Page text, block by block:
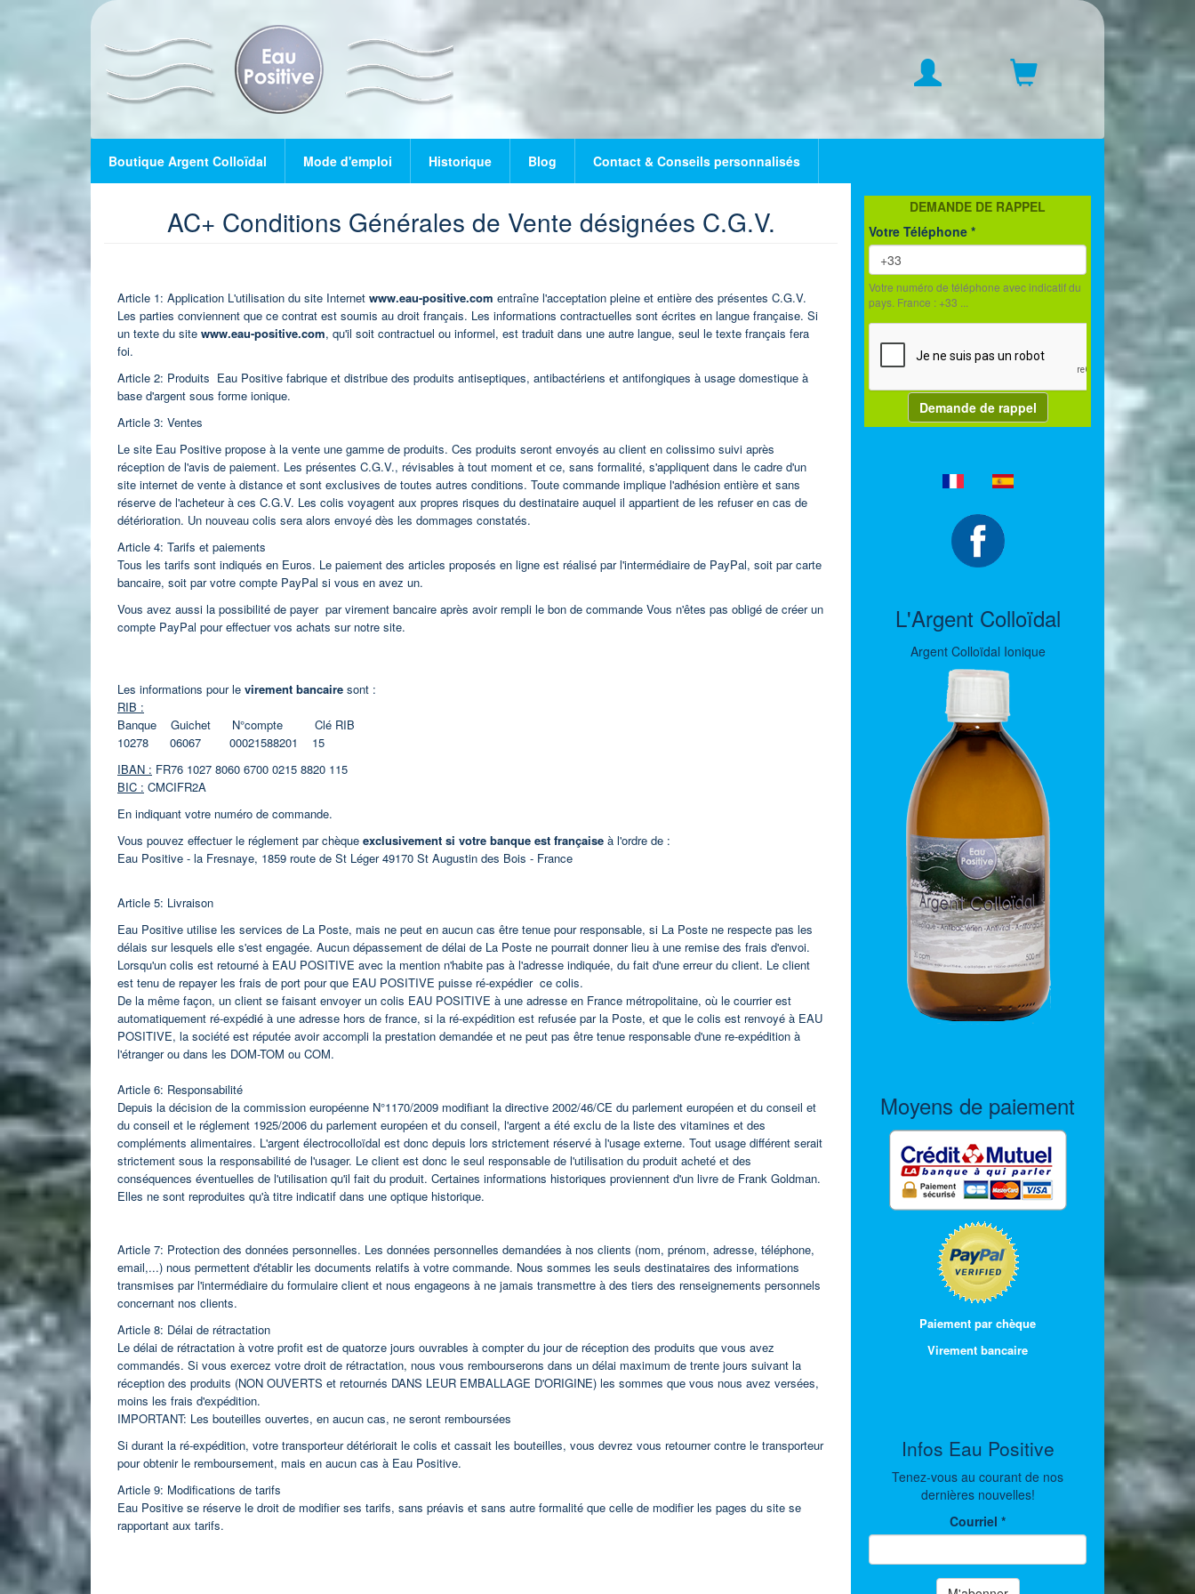
Boutique Argent Colloïdal Mode d'emploi Historique Blog Contact & Conseils personnalisés
AC+ Conditions Générales de Vente désignées C.G.V.
Article 1: Application L'utilisation du site Internet www.eau-positive.com entraîne l'acceptation pleine et entière des présentes C.G.V.
Les parties conviennent que ce contrat est soumis au droit français. Les informations contractuelles sont écrites en langue française. Si
un texte du site www.eau-positive.com, qu'il soit contractuel ou informel, est traduit dans une autre langue, seul le texte français fera
foi.
Article 2: Produits Eau Positive fabrique et distribue des produits antiseptiques, antibactériens et antifongiques à usage domestique à
base d'argent sous forme ionique.
Article 3: Ventes
Le site Eau Positive propose à la vente une gamme de produits. Ces produits seront envoyés au client en colissimo suivi après
réception de l'avis de paiement. Les présentes C.G.V., révisables à tout moment et ce, sans formalité, s'appliquent dans le cadre d'un
site internet de vente à distance et sont exclusives de toutes autres conditions. Toute commande implique l'adhésion entière et sans
réserve de l'acheteur à ces C.G.V. Les colis voyagent aux propres risques du destinataire auquel il appartient de les refuser en cas de
détérioration. Un nouveau colis sera alors envoyé dès les dommages constatés.
Article 4: Tarifs et paiements
Tous les tarifs sont indiqués en Euros. Le paiement des articles proposés en ligne est réalisé par l'intermédiaire de PayPal, soit par carte
bancaire, soit par votre compte PayPal si vous en avez un.
Vous avez aussi la possibilité de payer par virement bancaire après avoir rempli le bon de commande Vous n'êtes pas obligé de créer un
compte PayPal pour effectuer vos achats sur notre site.
Les informations pour le virement bancaire sont :
RIB :
Banque Guichet N°compte Clé RIB
10278 06067 00021588201 15
IBAN : FR76 1027 8060 6700 0215 8820 115
BIC : CMCIFR2A
En indiquant votre numéro de commande.
Vous pouvez effectuer le réglement par chèque exclusivement si votre banque est française à l'ordre de :
Eau Positive - la Fresnaye, 1859 route de St Léger 49170 St Augustin des Bois - France
Article 5: Livraison
Eau Positive utilise les services de La Poste, mais ne peut en aucun cas être tenue pour responsable, si La Poste ne respecte pas les
délais sur lesquels elle s'est engagée. Aucun dépassement de délai de La Poste ne pourrait donner lieu à une remise des frais d'envoi.
Lorsqu'un colis est retourné à EAU POSITIVE avec la mention n'habite pas à l'adresse indiquée, du fait d'une erreur du client. Le client
est tenu de repayer les frais de port pour que EAU POSITIVE puisse ré-expédier ce colis.
De la même façon, un client se faisant envoyer un colis EAU POSITIVE à une adresse en France métropolitaine, où le courrier est
automatiquement ré-expédié à une adresse hors de france, si la ré-expédition est refusée par la Poste, et que le colis est renvoyé à EAU
POSITIVE, la société est réputée avoir accompli la prestation demandée et ne peut pas être tenue responsable d'une re-expédition à
l'étranger ou dans les DOM-TOM ou COM.
Article 6: Responsabilité
Depuis la décision de la commission européenne N°1170/2009 modifiant la directive 2002/46/CE du parlement européen et du conseil et
du conseil et le réglement 1925/2006 du parlement européen et du conseil, l'argent a été exclu de la liste des vitamines et des
compléments alimentaires. L'argent électrocolloïdal est donc depuis lors strictement réservé à l'usage externe. Tout usage différent serait
strictement sous la responsabilité de l'usager. Le client est donc le seul responsable de l'utilisation du produit acheté et des
conséquences éventuelles de l'utilisation qu'il fait du produit. Certaines informations historiques proviennent d'un livre de Frank Goldman.
Elles ne sont reproduites qu'à titre indicatif dans une optique historique.
Article 7: Protection des données personnelles. Les données personnelles demandées à nos clients (nom, prénom, adresse, téléphone,
email,...) nous permettent d'établir les documents relatifs à votre commande. Nous sommes les seuls destinataires des informations
transmises par l'intermédiaire du formulaire client et nous engageons à ne jamais transmettre à des tiers des renseignements personnels
concernant nos clients.
Article 8: Délai de rétractation
Le délai de rétractation à votre profit est de quatorze jours ouvrables à compter du jour de réception des produits que vous avez
commandés. Si vous exercez votre droit de rétractation, nous vous rembourserons dans un délai maximum de trente jours suivant la
réception des produits (NON OUVERTS et retournés DANS LEUR EMBALLAGE D'ORIGINE) les sommes que vous nous avez versées,
moins les frais d'expédition.
IMPORTANT: Les bouteilles ouvertes, en aucun cas, ne seront remboursées
Si durant la ré-expédition, votre transporteur détériorait le colis et cassait les bouteilles, vous devrez vous retourner contre le transporteur
pour obtenir le remboursement, mais en aucun cas à Eau Positive.
Article 9: Modifications de tarifs
Eau Positive se réserve le droit de modifier ses tarifs, sans préavis et sans autre formalité que celle de modifier les pages du site se
rapportant aux tarifs.
DEMANDE DE RAPPEL
Votre Téléphone *
Votre numéro de téléphone avec indicatif du
pays. France : +33 ...
Demande de rappel
L'Argent Colloïdal
Argent Colloïdal Ionique
Moyens de paiement
Paiement par chèque
Virement bancaire
Infos Eau Positive
Tenez-vous au courant de nos
dernières nouvelles!
Courriel *